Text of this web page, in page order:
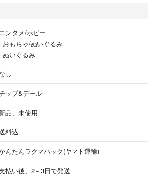
に入れてしまっておりました。
しました。
エンタメ/ホビー
› おもちゃ/ぬいぐるみ
› ぬいぐるみ
なし
ップ&デール
新品、未使用
料込
んたんラクマパック(ヤマト運輸)
払い後、2～3日で発送